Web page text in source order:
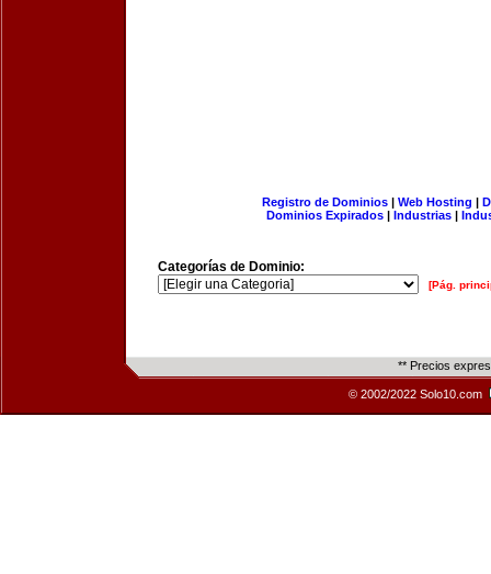
Registro de Dominios| Web Hosting |
Dominios Expirados | Industrias |
Categorías de Dominio:
[Pág.
** Precios
© 2002/2022 Solo10.com